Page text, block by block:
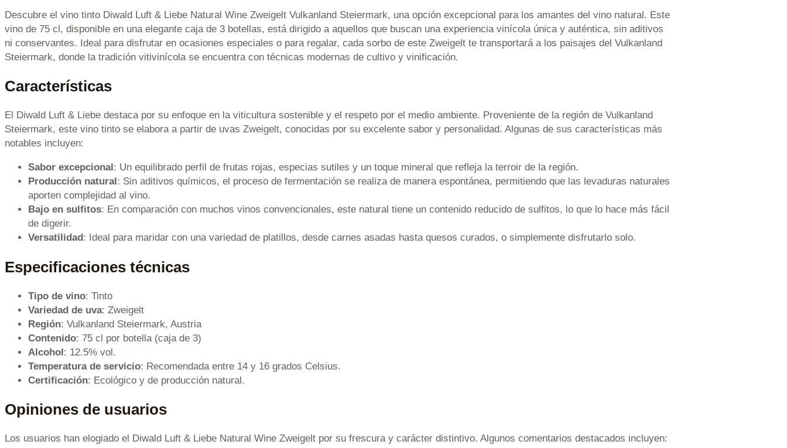
Descubre el vino tinto Diwald Luft & Liebe Natural Wine Zweigelt Vulkanland Steiermark, una opción excepcional para los amantes del vino natural. Este
vino de 75 cl, disponible en una elegante caja de 3 botellas, está dirigido a aquellos que buscan una experiencia vinícola única y auténtica, sin aditivos
ni conservantes. Ideal para disfrutar en ocasiones especiales o para regalar, cada sorbo de este Zweigelt te transportará a los paisajes del Vulkanland
Steiermark, donde la tradición vitivinícola se encuentra con técnicas modernas de cultivo y vinificación.
Características
El Diwald Luft & Liebe destaca por su enfoque en la viticultura sostenible y el respeto por el medio ambiente. Proveniente de la región de Vulkanland
Steiermark, este vino tinto se elabora a partir de uvas Zweigelt, conocidas por su excelente sabor y personalidad. Algunas de sus características más
notables incluyen:
Sabor excepcional : Un equilibrado perfil de frutas rojas, especias sutiles y un toque mineral que refleja la terroir de la región.
Producción natural : Sin aditivos químicos, el proceso de fermentación se realiza de manera espontánea, permitiendo que las levaduras naturales
aporten complejidad al vino.
Bajo en sulfitos: En comparación con muchos vinos convencionales, este natural tiene un contenido reducido de sulfitos, lo que lo hace más fácil
de digerir.
Versatilidad : Ideal para maridar con una variedad de platillos, desde carnes asadas hasta quesos curados, o simplemente disfrutarlo solo.
Especificaciones técnicas
Tipo de vino: Tinto
Variedad de uva: Zweigelt
Región: Vulkanland Steiermark, Austria
Contenido: 75 cl por botella (caja de 3)
Alcohol: 12.5% vol.
Temperatura de servicio: Recomendada entre 14 y 16 grados Celsius.
Certificación: Ecológico y de producción natural.
Opiniones de usuarios
Los usuarios han elogiado el Diwald Luft & Liebe Natural Wine Zweigelt por su frescura y carácter distintivo. Algunos comentarios destacados incluyen: